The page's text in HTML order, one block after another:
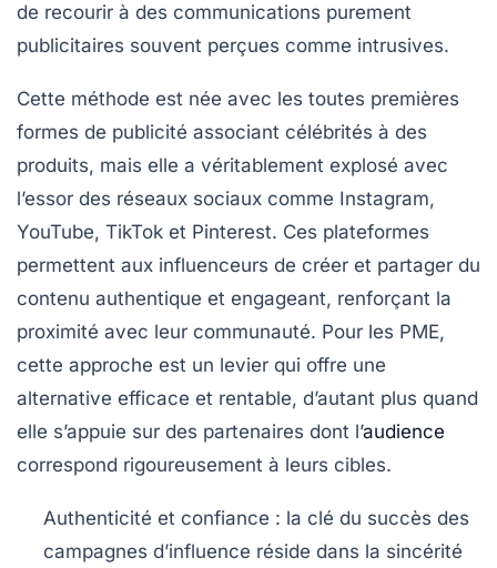
de recourir à des communications purement
publicitaires souvent perçues comme intrusives.
Cette méthode est née avec les toutes premières
formes de publicité associant célébrités à des
produits, mais elle a véritablement explosé avec
l’essor des réseaux sociaux comme Instagram,
YouTube, TikTok et Pinterest. Ces plateformes
permettent aux influenceurs de créer et partager du
contenu authentique et engageant, renforçant la
proximité avec leur communauté. Pour les PME,
cette approche est un levier qui offre une
alternative efficace et rentable, d’autant plus quand
elle s’appuie sur des partenaires dont l’audience
correspond rigoureusement à leurs cibles.
Authenticité et confiance : la clé du succès des
campagnes d’influence réside dans la sincérité